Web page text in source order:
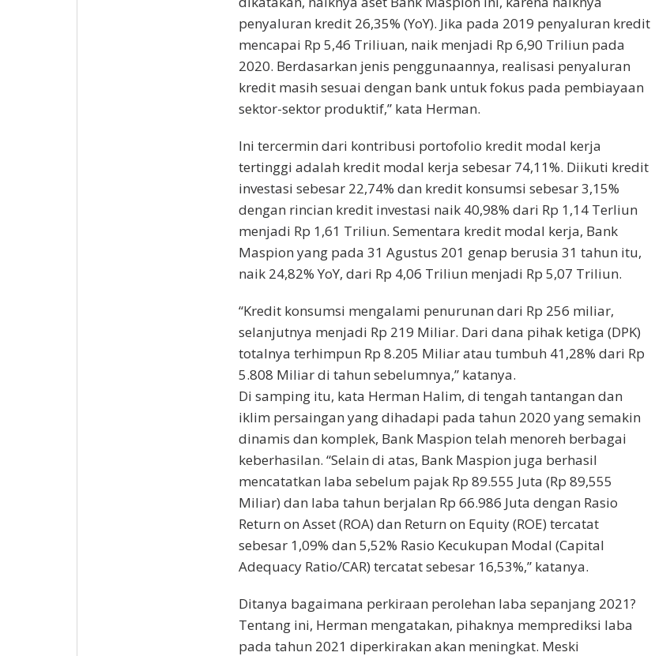
penyaluran kredit 26,35% (YoY). Jika pada 2019 penyaluran kredit
mencapai Rp 5,46 Triliuan, naik menjadi Rp 6,90 Triliun pada
2020. Berdasarkan jenis penggunaannya, realisasi penyaluran
kredit masih sesuai dengan bank untuk fokus pada pembiayaan
sektor-sektor produktif,” kata Herman.
Ini tercermin dari kontribusi portofolio kredit modal kerja
tertinggi adalah kredit modal kerja sebesar 74,11%. Diikuti kredit
investasi sebesar 22,74% dan kredit konsumsi sebesar 3,15%
dengan rincian kredit investasi naik 40,98% dari Rp 1,14 Terliun
menjadi Rp 1,61 Triliun. Sementara kredit modal kerja, Bank
Maspion yang pada 31 Agustus 201 genap berusia 31 tahun itu,
naik 24,82% YoY, dari Rp 4,06 Triliun menjadi Rp 5,07 Triliun.
“Kredit konsumsi mengalami penurunan dari Rp 256 miliar,
selanjutnya menjadi Rp 219 Miliar. Dari dana pihak ketiga (DPK)
totalnya terhimpun Rp 8.205 Miliar atau tumbuh 41,28% dari Rp
5.808 Miliar di tahun sebelumnya,” katanya.
Di samping itu, kata Herman Halim, di tengah tantangan dan
iklim persaingan yang dihadapi pada tahun 2020 yang semakin
dinamis dan komplek, Bank Maspion telah menoreh berbagai
keberhasilan. “Selain di atas, Bank Maspion juga berhasil
mencatatkan laba sebelum pajak Rp 89.555 Juta (Rp 89,555
Miliar) dan laba tahun berjalan Rp 66.986 Juta dengan Rasio
Return on Asset (ROA) dan Return on Equity (ROE) tercatat
sebesar 1,09% dan 5,52% Rasio Kecukupan Modal (Capital
Adequacy Ratio/CAR) tercatat sebesar 16,53%,” katanya.
Ditanya bagaimana perkiraan perolehan laba sepanjang 2021?
Tentang ini, Herman mengatakan, pihaknya memprediksi laba
pada tahun 2021 diperkirakan akan meningkat. Meski